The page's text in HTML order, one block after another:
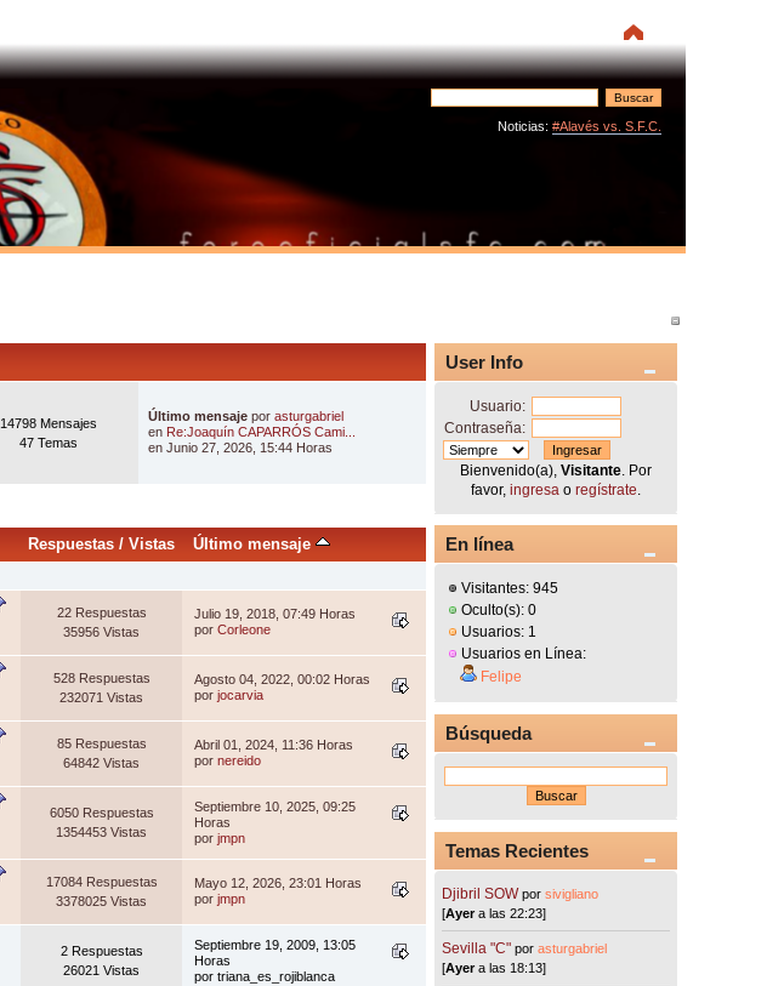
Noticias: #Alavés vs. S.F.C.
14798 Mensajes
47 Temas
Último mensajepor asturgabriel
en Re:Joaquín CAPARRÓS Cami...
en Junio 27, 2026, 15:44 Horas
Respuestas /Vistas Último mensaje
22 Respuestas
35956 Vistas
Julio 19, 2018, 07:49 Horas
porCorleone
528 Respuestas
232071 Vistas
Agosto 04, 2022, 00:02 Horas
porjocarvia
85 Respuestas
64842 Vistas
Abril 01, 2024, 11:36 Horas
pornereido
6050 Respuestas
1354453 Vistas
Septiembre 10, 2025, 09:25
Horas
porjmpn
17084 Respuestas
3378025 Vistas
Mayo 12, 2026, 23:01 Horas
porjmpn
2 Respuestas
26021 Vistas
Septiembre 19, 2009, 13:05
Horas
por triana_es_rojiblanca
User Info
Usuario:
Contraseña:
Bienvenido(a),Visitante . Por
favor,ingresa oregístrate
En línea
Visitantes: 945
Oculto(s): 0
Usuarios: 1
Usuarios en Línea:
Felipe
Búsqueda
Temas Recientes
Djibril SOW porsivigliano
[Ayera las 22:23]
Sevilla "C"porasturgabriel
[Ayera las 18:13]